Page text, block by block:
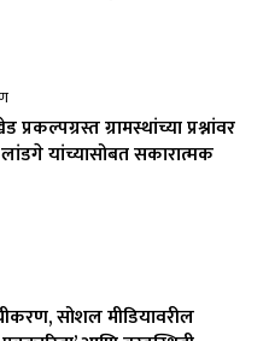
ग्रामस्थांच्या प्रश्नांवर
लांडगे यांच्यासोबत सकारात्मक
सोशल मीडियावरील